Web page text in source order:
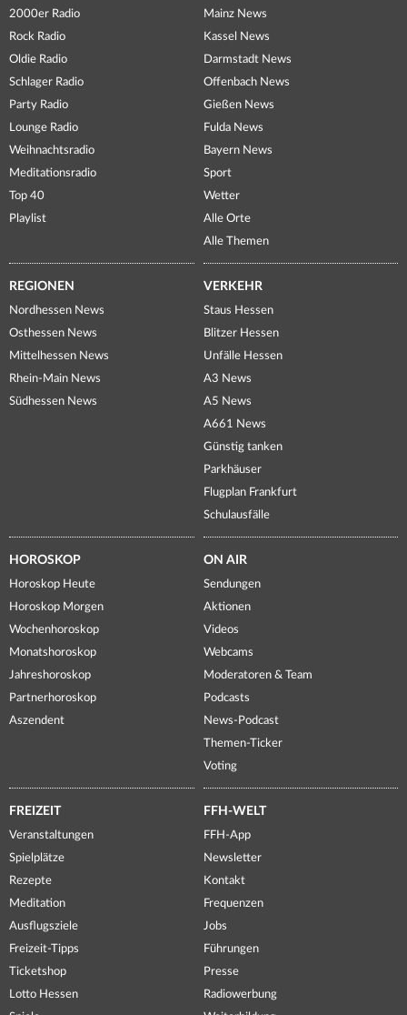
2000er Radio
Rock Radio
Oldie Radio
Schlager Radio
Party Radio
Lounge Radio
Weihnachtsradio
Meditationsradio
Top 40
Playlist
Mainz News
Kassel News
Darmstadt News
Offenbach News
Gießen News
Fulda News
Bayern News
Sport
Wetter
Alle Orte
Alle Themen
REGIONEN
Nordhessen News
Osthessen News
Mittelhessen News
Rhein-Main News
Südhessen News
VERKEHR
Staus Hessen
Blitzer Hessen
Unfälle Hessen
A3 News
A5 News
A661 News
Günstig tanken
Parkhäuser
Flugplan Frankfurt
Schulausfälle
HOROSKOP
Horoskop Heute
Horoskop Morgen
Wochenhoroskop
Monatshoroskop
Jahreshoroskop
Partnerhoroskop
Aszendent
ON AIR
Sendungen
Aktionen
Videos
Webcams
Moderatoren & Team
Podcasts
News-Podcast
Themen-Ticker
Voting
FREIZEIT
Veranstaltungen
Spielplätze
Rezepte
Meditation
Ausflugsziele
Freizeit-Tipps
Ticketshop
Lotto Hessen
FFH-WELT
FFH-App
Newsletter
Kontakt
Frequenzen
Jobs
Führungen
Presse
Radiowerbung